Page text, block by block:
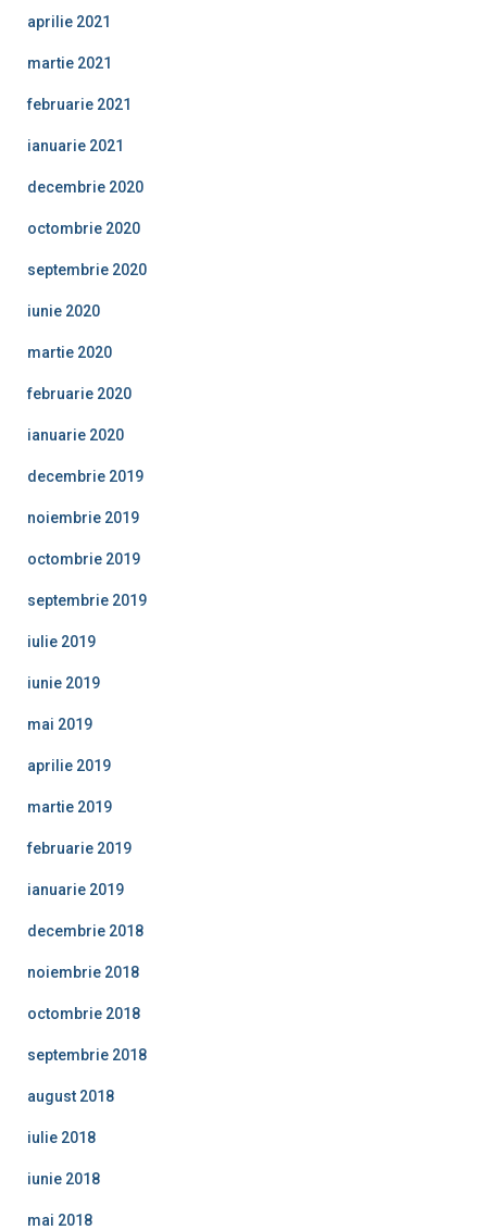
aprilie 2021
martie 2021
februarie 2021
ianuarie 2021
decembrie 2020
octombrie 2020
septembrie 2020
iunie 2020
martie 2020
februarie 2020
ianuarie 2020
decembrie 2019
noiembrie 2019
octombrie 2019
septembrie 2019
iulie 2019
iunie 2019
mai 2019
aprilie 2019
martie 2019
februarie 2019
ianuarie 2019
decembrie 2018
noiembrie 2018
octombrie 2018
septembrie 2018
august 2018
iulie 2018
iunie 2018
mai 2018